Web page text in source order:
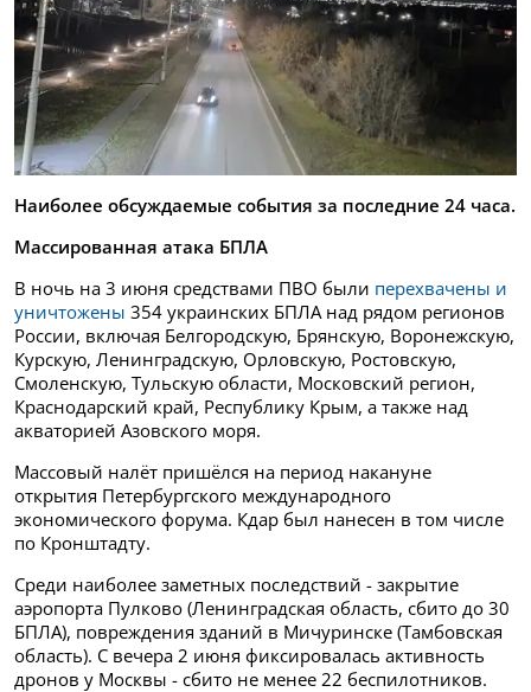
Наиболее обсуждаемые события за последние 24 часа.
Массированная атака БПЛА
В ночь на 3 июня средствами ПВО были перехвачены и
уничтожены 354 украинских БПЛА над рядом регионов
России, включая Белгородскую, Брянскую, Воронежскую,
Курскую, Ленинградскую, Орловскую, Ростовскую,
Смоленскую, Тульскую области, Московский регион,
Краснодарский край, Республику Крым, а также над
акваторией Азовского моря.
Массовый налёт пришёлся на период накануне
открытия Петербургского международного
экономического форума. Кдар был нанесен в том числе
по Кронштадту.
Среди наиболее заметных последствий - закрытие
аэропорта Пулково (Ленинградская область, сбито до 30
БПЛА), повреждения зданий в Мичуринске (Тамбовская
область). С вечера 2 июня фиксировалась активность
дронов у Москвы - сбито не менее 22 беспилотников.